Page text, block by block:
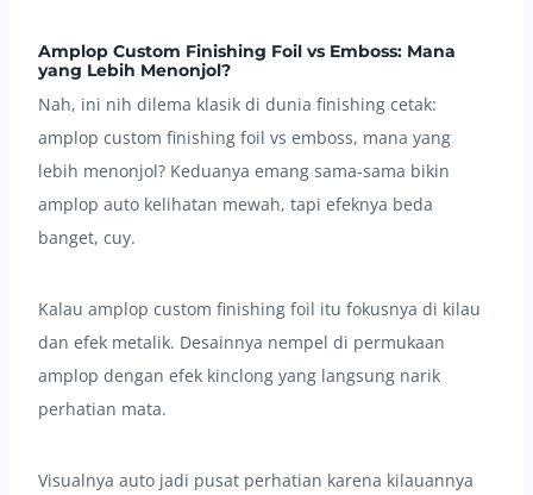
Amplop Custom Finishing Foil vs Emboss: Mana
yang Lebih Menonjol?
Nah, ini nih dilema klasik di dunia finishing cetak:
amplop custom finishing foil vs emboss, mana yang
lebih menonjol? Keduanya emang sama-sama bikin
amplop auto kelihatan mewah, tapi efeknya beda
banget, cuy.
Kalau amplop custom finishing foil itu fokusnya di kilau
dan efek metalik. Desainnya nempel di permukaan
amplop dengan efek kinclong yang langsung narik
perhatian mata.
Visualnya auto jadi pusat perhatian karena kilauannya